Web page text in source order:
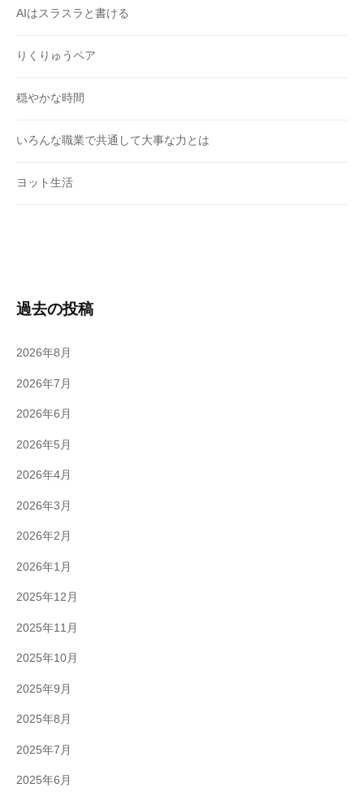
AIはスラスラと書ける
りくりゅうペア
穏やかな時間
いろんな職業で共通して大事な力とは
ヨット生活
過去の投稿
2026年8月
2026年7月
2026年6月
2026年5月
2026年4月
2026年3月
2026年2月
2026年1月
2025年12月
2025年11月
2025年10月
2025年9月
2025年8月
2025年7月
2025年6月